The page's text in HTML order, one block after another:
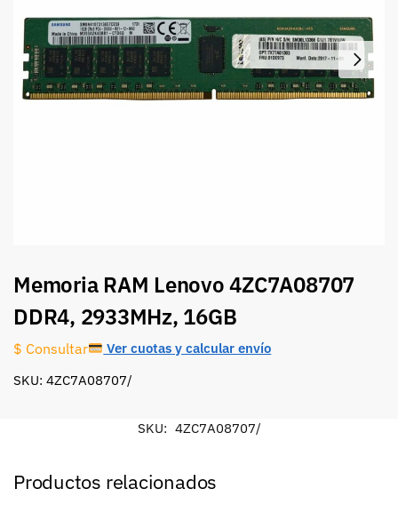
Memoria RAM Lenovo 4ZC7A08707
DDR4, 2933MHz, 16GB
$ Consultar Ver cuotas y calcular envío
SKU: 4ZC7A08707/
SKU: 4ZC7A08707/
Productos relacionados